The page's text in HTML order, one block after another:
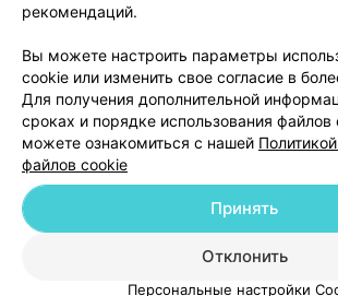
Обработка персональных
© 2026 ООО «Артокс Лаб», УНП 191700409
|
Служба поддержки +375
рекомендаций.
Вы можете настроить параметры
cookie или изменить свое согласие в
Для получения дополнительной
сроках и порядке использования
можете ознакомиться с нашей
файлов cookie
Отклонить
Принять
Персональные настройки